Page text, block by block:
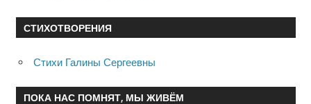
СТИХОТВОРЕНИЯ
Стихи Галины Сергеевны
ПОКА НАС ПОМНЯТ, МЫ ЖИВЁМ